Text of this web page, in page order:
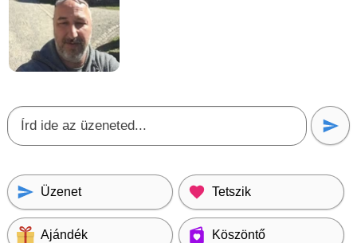
Üzenet Tetszik
Ajándék Köszöntő